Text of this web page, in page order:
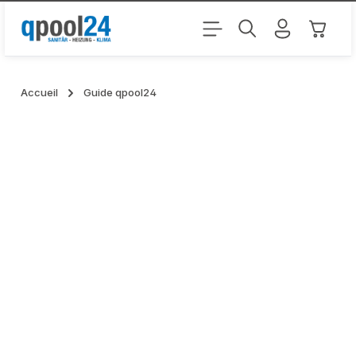
Passer au contenu principal Le
Accueil Guide qpool24